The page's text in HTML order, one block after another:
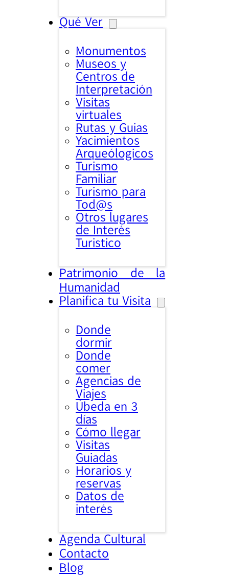
Qué Ver
Monumentos
Museos y
Centros de
Interpretación
Visitas
virtuales
Rutas y Guias
Yacimientos
Arqueólogicos
Turismo
Familiar
Turismo para
Tod@s
Otros lugares
de Interés
Turistico
Patrimonio de la
Humanidad
Planifica tu Visita
Donde
dormir
Donde
comer
Agencias de
Viajes
Úbeda en 3
días
Cómo llegar
Visitas
Guiadas
Horarios y
reservas
Datos de
interés
Agenda Cultural
Contacto
Blog